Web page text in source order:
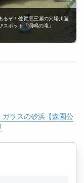
るぞ！佐賀県三瀬の穴場川遊
スポット「洞鳴の滝」
ラスの砂浜【森園公